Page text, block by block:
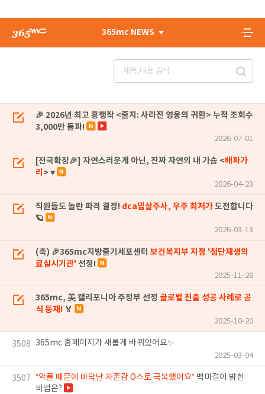
365mc NEWS
🎉 2026년 최고 흥행작 <줄지: 사라진 영웅의 귀환> 누적 조회수
3,000만 돌파!
2026-07-01
[전국확장🎉] 자연스러운게 아닌, 진짜 자연의 내 가슴 <배파가
리 > ♥
2026-04-23
직원들도 놀란 파격 결정! dca밉살주사, 우주 최저가도전합니다
🪐
2026-03-13
(축) 🎉365mc지방줄기세포센터 보건복지부 지정 '첨단재생의
료실시기관' 선정!
2025-11-28
365mc, 美 캘리포니아 주정부 선정 글로벌 진출 성공 사례로 공
식 등재! 🏅
2025-10-20
3508 365mc 홈페이지가 새롭게 바뀌었어요✨
2025-03-04
3507 “악플 때문에 바닥난 자존감 O스로 극복했어요” 맥미걸이 밝힌
비법은?